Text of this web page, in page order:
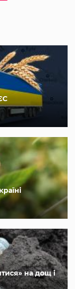
на дощ і